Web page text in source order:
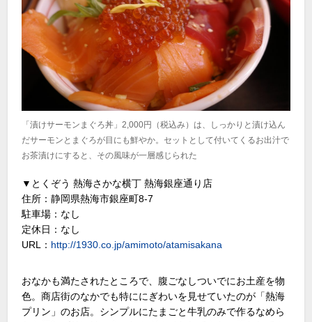
「漬けサーモンまぐろ丼」2,000円（税込み）は、しっかりと漬け込ん
だサーモンとまぐろが目にも鮮やか。セットとして付いてくるお出汁で
お茶漬けにすると、その風味が一層感じられた
▼とくぞう 熱海さかな横丁 熱海銀座通り店
住所：静岡県熱海市銀座町8-7
駐車場：なし
定休日：なし
URL： http://1930.co.jp/amimoto/atamisakana
おなかも満たされたところで、腹ごなしついでにお土産を物
色。商店街のなかでも特ににぎわいを見せていたのが「熱海
プリン」のお店。シンプルにたまごと牛乳のみで作るなめら